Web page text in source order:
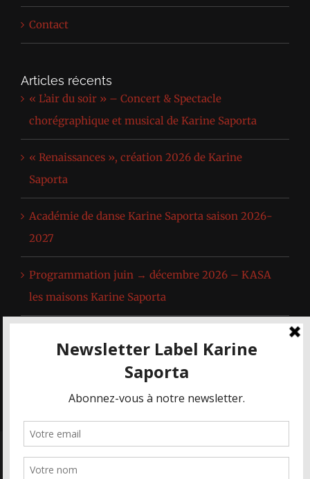
Contact
Articles récents
« L’air du soir » – Concert & Spectacle
chorégraphique et musical de Karine Saporta
« Renaissances », création 2026 de Karine
Saporta
Académie de danse Karine Saporta saison 2026-
2027
Programmation juin → décembre 2026 – KASA
les maisons Karine Saporta
& extraits du répertoire de l’œuvre de Karine
© KASA - Les Maisons Karine Saporta 2019-2022 | Tous droits